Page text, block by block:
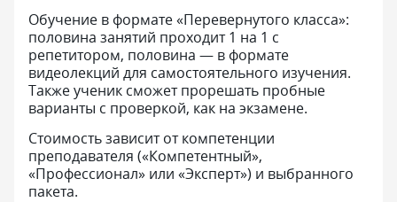
Обучение в формате «Перевернутого класса»:
половина занятий проходит 1 на 1 с
репетитором, половина — в формате
видеолекций для самостоятельного изучения.
Также ученик сможет прорешать пробные
варианты с проверкой, как на экзамене.
Стоимость зависит от компетенции
преподавателя («Компетентный»,
«Профессионал» или «Эксперт») и выбранного
пакета.